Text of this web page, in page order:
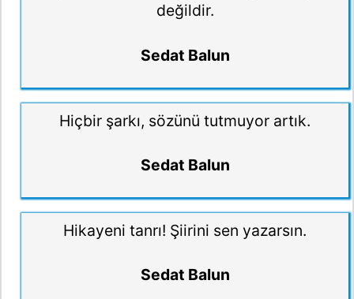
değildir.
Sedat Balun
Hiçbir şarkı, sözünü tutmuyor artık.
Sedat Balun
Hikayeni tanrı! Şiirini sen yazarsın.
Sedat Balun